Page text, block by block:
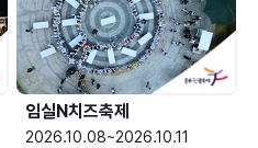
임실N치즈축제
2026.10.08~2026.10.11